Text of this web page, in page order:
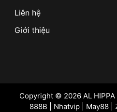
Liên hệ
Giới thiệu
Copyright © 2026 AL HIPPA
888B
Nhatvip May88